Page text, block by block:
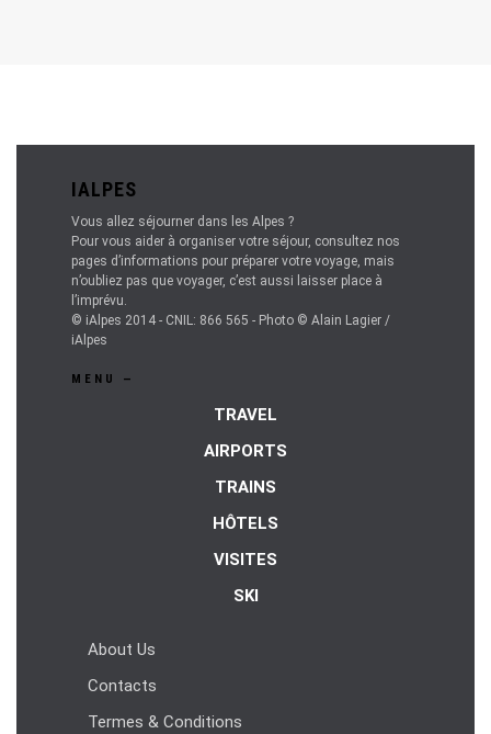
IALPES
Vous allez séjourner dans les Alpes ?
Pour vous aider à organiser votre séjour, consultez nos
pages d’informations pour préparer votre voyage, mais
n’oubliez pas que voyager, c’est aussi laisser place à
l’imprévu.
© iAlpes 2014 - CNIL: 866 565 - Photo © Alain Lagier /
iAlpes
MENU —
TRAVEL
AIRPORTS
TRAINS
HÔTELS
VISITES
SKI
About Us
Contacts
Termes & Conditions